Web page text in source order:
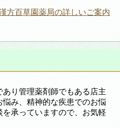
方百草園薬局の詳しいご案内
り管理薬剤師でもある店主
み、精神的な疾患でのお悩
承っていますので、お気軽